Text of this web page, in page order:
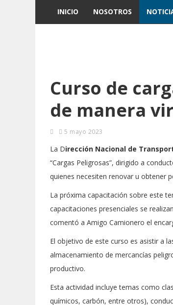
INICIO NOSOTROS
Curso de
de manera
5 mayo 2023
La Dirección Nacional de
“Cargas Peligrosas”, dirigido a
quienes necesiten renovar u obtener
La próxima capacitación sobre este
capacitaciones presenciales se
comentó a Amigo Camionero el
El objetivo de este curso es asistir a
almacenamiento de mercancías
productivo.
Esta actividad incluye temas como
químicos, carbón, entre otros),